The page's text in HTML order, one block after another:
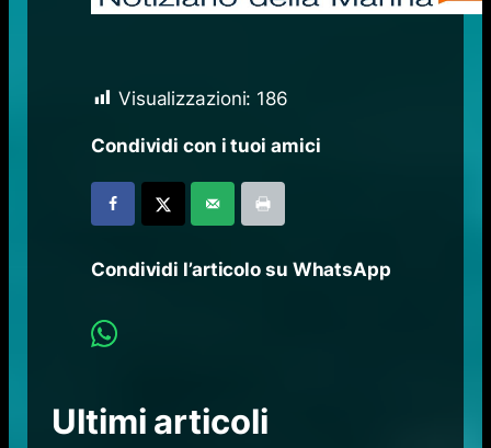
Visualizzazioni: 186
Condividi con i tuoi amici
Condividi l’articolo su WhatsApp
Ultimi articoli